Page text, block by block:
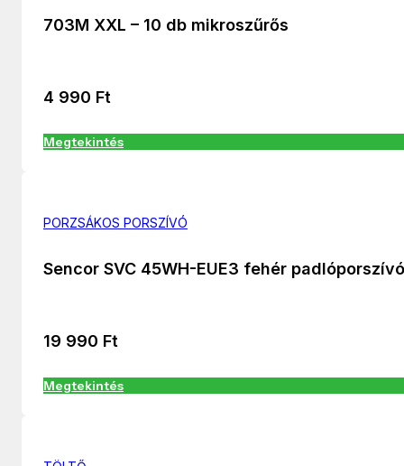
703M XXL – 10 db mikroszűrős
4 990 Ft
Megtekintés
PORZSÁKOS PORSZÍVÓ
Sencor SVC 45WH-EUE3 fehér padlóporszívó
19 990 Ft
Megtekintés